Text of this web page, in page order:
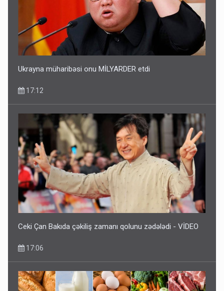
Ukrayna müharibəsi onu MİLYARDER etdi
17:12
Ceki Çan Bakıda çəkiliş zamanı qolunu zədələdi - VİDEO
17:06